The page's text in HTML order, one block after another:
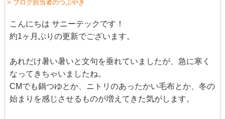
> ブログ担当者のつぶやき
こんにちは サニーテックです！
約1ヶ月ぶりの更新でございます。
あれだけ暑い暑いと文句を垂れていましたが、急に寒く
なってきちゃいましたね。
CMでも鍋つゆとか、ニトリのあったかい毛布とか、冬の
始まりを感じさせるものが増えてきた気がします。